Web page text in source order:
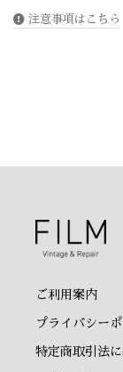
注意事項はこちら
ご利用案内
プライバシー
特定商取引法